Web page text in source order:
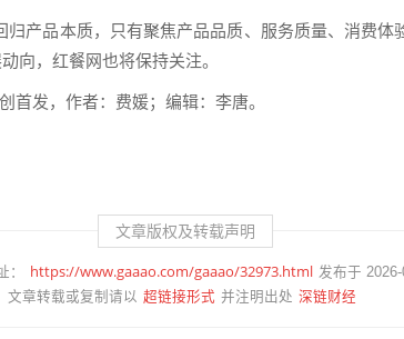
归产品本质，只有聚焦产品品质、服务质量、消费体
向，红餐网也将保持关注。
首发，作者：费媛；编辑：李唐。
文章版权及转载声明
： https://www.gaaao.com/gaaao/32973.html 发布于
文章转载或复制请以 超链接形式 并注明出处 深链财经